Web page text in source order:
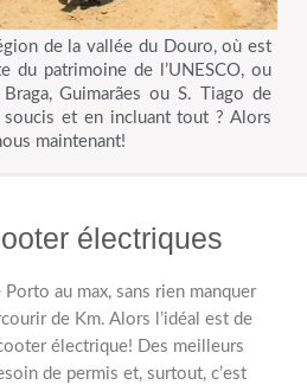
de la vallée du Douro, où est
du patrimoine de l’UNESCO, ou
Braga, Guimarães ou S. Tiago de
soucis et en incluant tout ? Alors
maintenant!
électriques
Porto au max, sans rien manquer
de Km. Alors l’idéal est de
électrique! Des meilleurs
de permis et, surtout, c’est